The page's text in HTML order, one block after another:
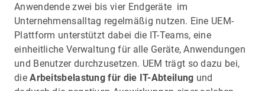
Anwendende zwei bis vier Endgeräte im
Unternehmensalltag regelmäßig nutzen. Eine UEM-
Plattform unterstützt dabei die IT-Teams, eine
einheitliche Verwaltung für alle Geräte, Anwendungen
und Benutzer durchzusetzen. UEM trägt so dazu bei,
dieArbeitsbelastung für die IT-Abteilung und